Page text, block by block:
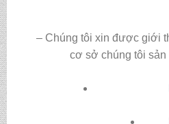
– Chúng tôi xin được giới
cơ sở chúng tôi sản